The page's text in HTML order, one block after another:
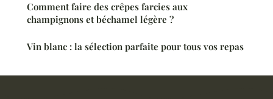
Comment faire des crêpes farcies aux
champignons et béchamel légère ?
Vin blanc : la sélection parfaite pour tous vos repas